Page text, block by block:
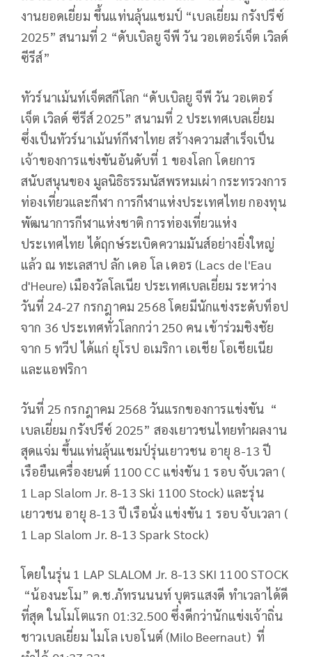
งานยอดเยี่ยม ขึ้นแท่นลุ้นแชมป์ “เบลเยี่ยม กรังปรีซ์
2025” สนามที่ 2 “ดับเบิลยู จีพี วัน วอเตอร์เจ็ต เวิลด์
ซีรีส์”​
​ทัวร์นาเม้นท์เจ็ตสกีโลก​ “​ดับเบิลยู จีพี วัน วอเตอร์
เจ็ต เวิลด์ ซีรีส์ 2025​​” สนามที่ 2 ประเทศเบลเยี่ยม
ซึ่งเป็นทัวร์นาเม้นท์กีฬาไทย สร้างความสำเร็จเป็น
เจ้าของการแข่งขันอันดับที่ 1 ของโลก โดยการ
สนับสนุนของ มูลนิธิธรรมนัสพรหมเผ่า กระทรวงการ
ท่องเที่ยวและกีฬา การกีฬาแห่งประเทศไทย กองทุน
พัฒนาการกีฬาแห่งชาติ การท่องเที่ยวแห่ง
ประเทศไทย​ ​ได้ฤกษ์ระเบิดความมันส์อย่างยิ่งใหญ่
แล้ว ​ ​ณ ​ ​ทะเลสาป ลัก เดอ โล เดอร (Lacs de l'Eau
d'Heure) ​ ​เมืองวัลโลเนีย ประเทศเบลเยี่ยม​ ​ ระหว่าง
วันที่ 24-27 กรกฎาคม 2568 โดยมีนักแข่งระดับท็อป
จาก ​ ​36 ประเทศทั่วโลกกว่า 250 คน​ ​ เข้าร่วมชิงชัย
จาก 5 ทวีป ได้แก่ ยุโรป อเมริกา เอเชีย โอเชียเนีย
และแอฟริกา​
วันที่ 25 กรกฎาคม 2568 วันแรกของการแข่งขัน “​
เบลเยี่ยม กรังปรีซ์ 2025​​” สองเยาวชนไทย​​ทำผลงาน
สุดแจ่ม ขึ้นแท่นลุ้นแชมป์​​รุ่นเยาวชน อายุ 8-13 ปี
เรือยืนเครื่องยนต์ 1100 CC แข่งขัน 1 รอบ จับเวลา (​
1 Lap Slalom Jr. 8-13 Ski 1100 Stock) ​ และ​​รุ่น
เยาวชน อายุ 8-13 ปี เรือนั่ง แข่งขัน 1 รอบ จับเวลา (​
1 Lap Slalom Jr. 8-13 Spark Stock)
​โดยใน​​รุ่น​ 1 LAP SLALOM Jr. 8-13 SKI 1100 STOCK
​ “น้องนะโม” ด.ช.ภัทรนนนท์ บุตรแสงดี ทำเวลาได้ดี
ที่สุด ในโมโตแรก 01:32.500 ซึ่งดีกว่านักแข่งเจ้าถิ่น
ชาวเบลเยี่ยม ไมโล เบอโนต์ (Milo Beernaut) ที่